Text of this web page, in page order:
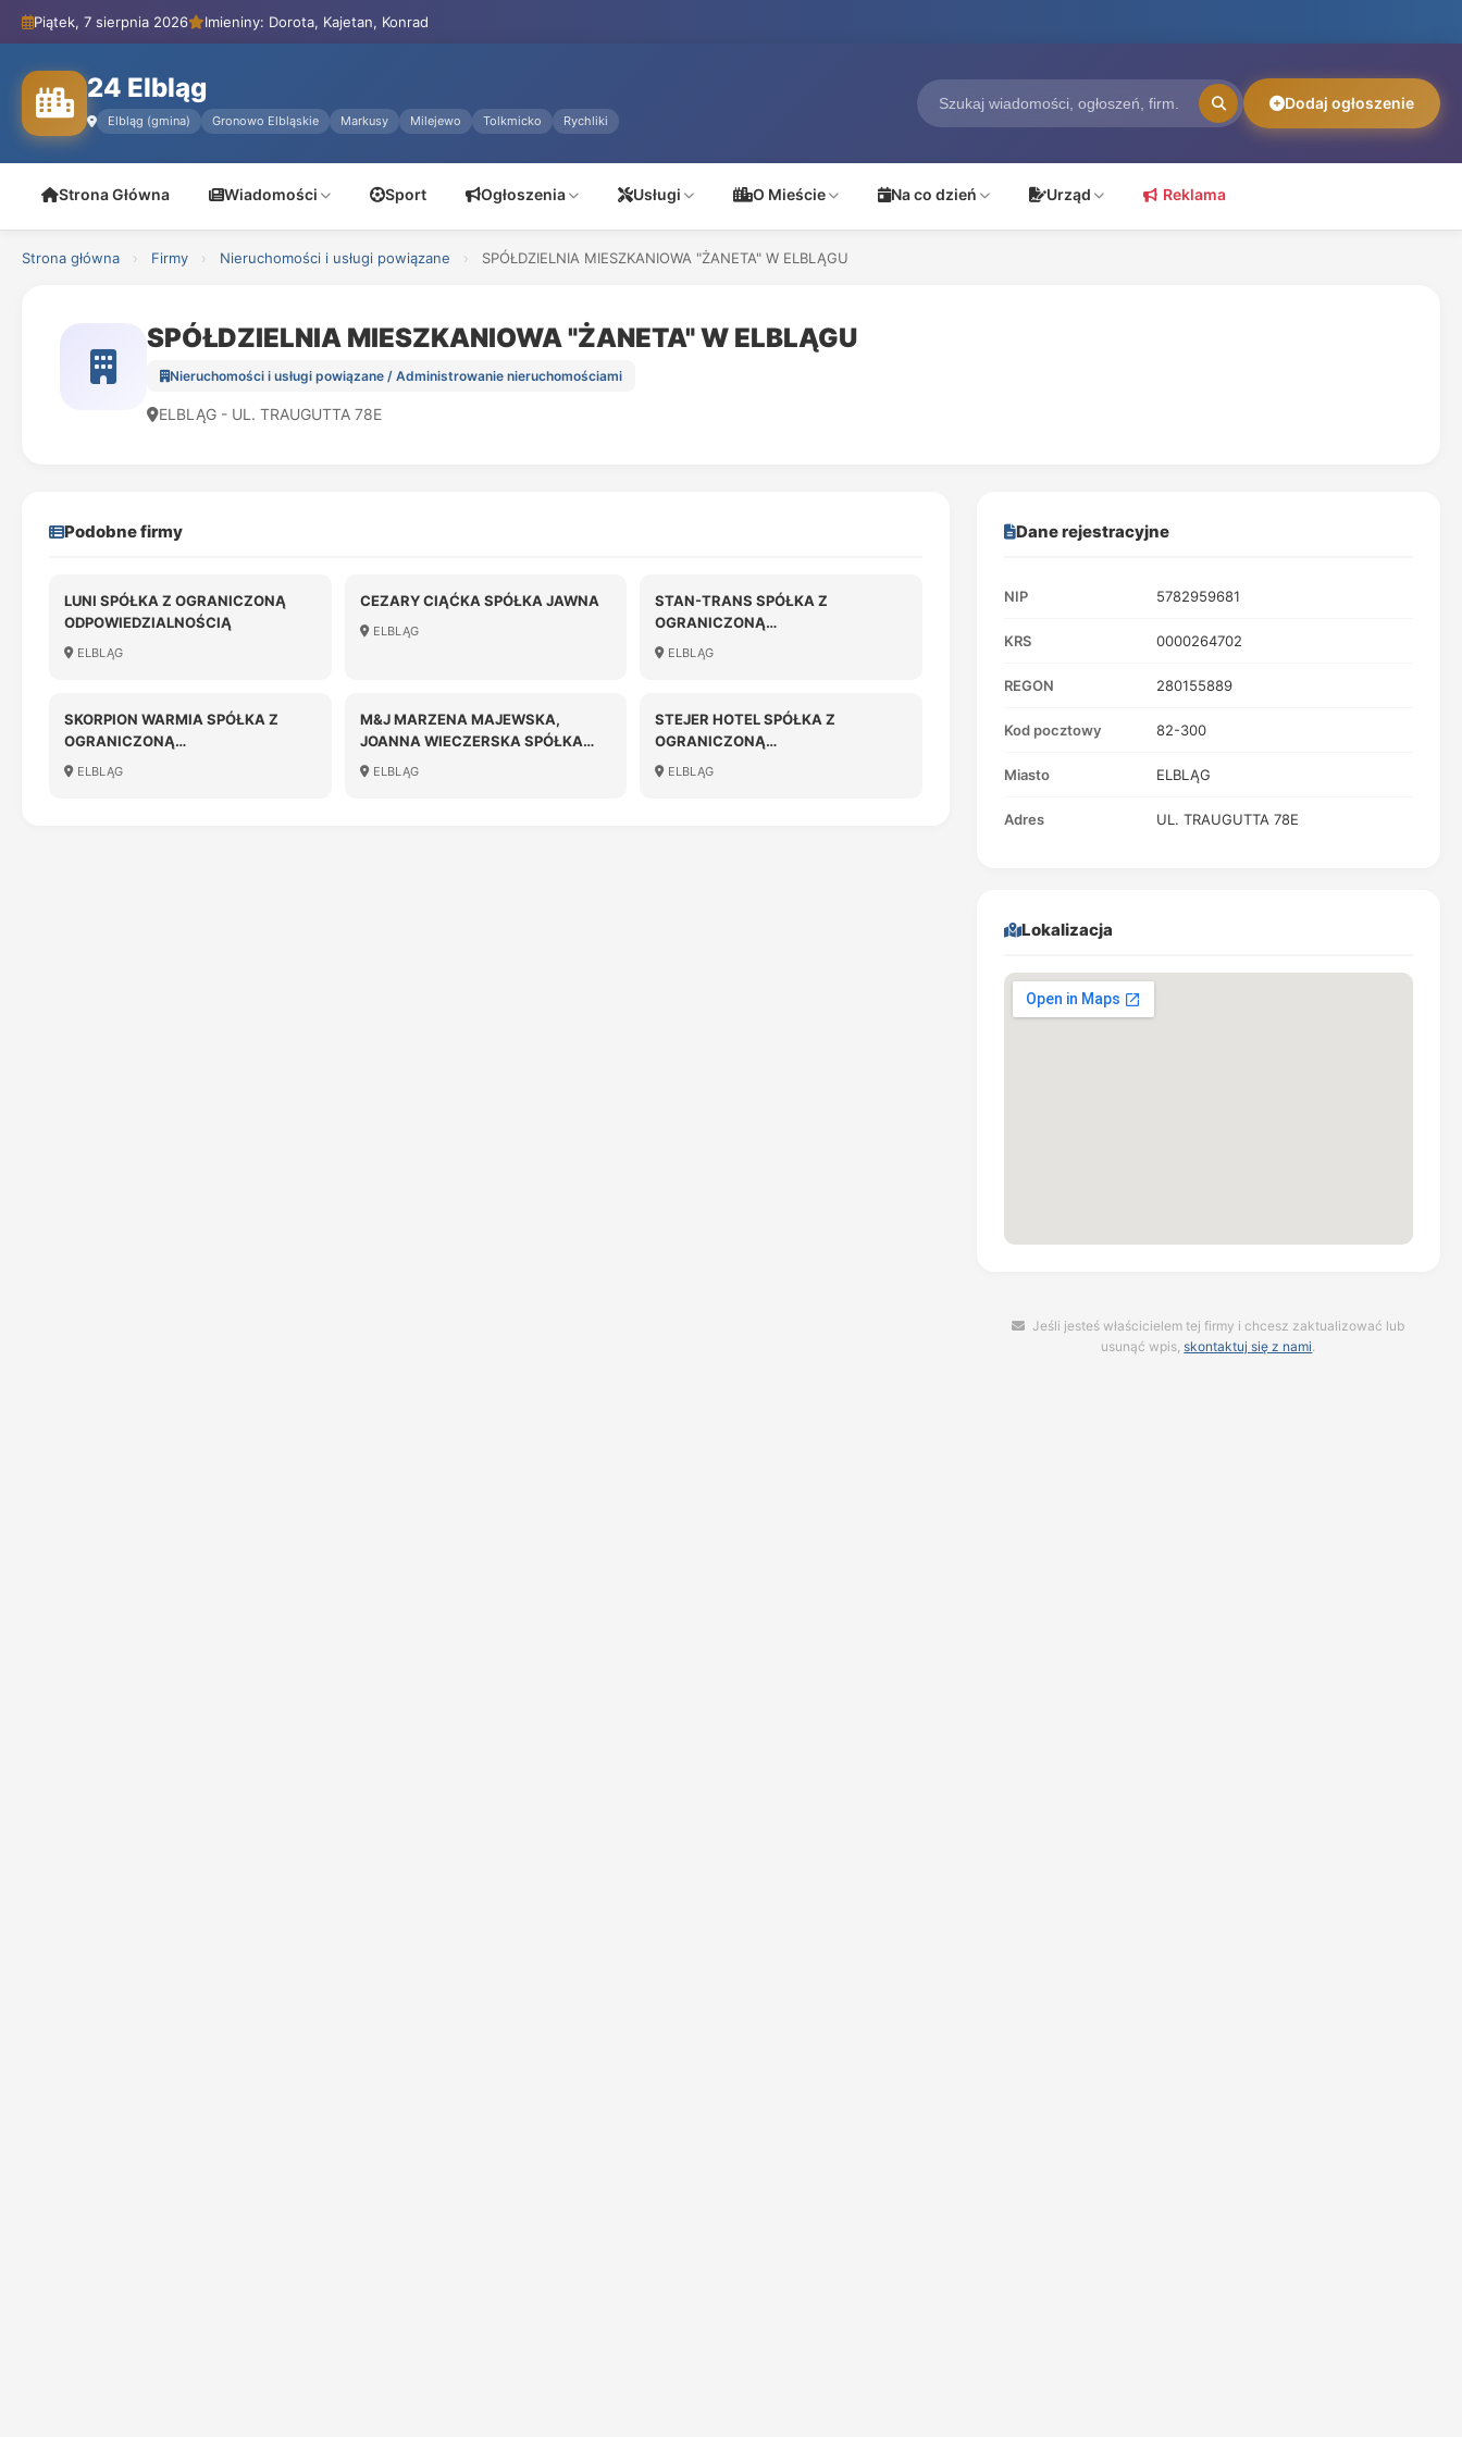
Piątek, 7 sierpnia 2026 Imieniny: Dorota, Kajetan, Konrad
24 Elbląg
Elbląg (gmina) Gronowo Elbląskie Markusy Milejewo Tolkmicko Rychliki
Dodaj ogłoszenie
Strona Główna Wiadomości Sport Ogłoszenia Usługi O Mieście Na co dzień Urząd Reklama
Strona główna › Firmy › Nieruchomości i usługi powiązane › SPÓŁDZIELNIA MIESZKANIOWA "ŻANETA" W ELBLĄGU
SPÓŁDZIELNIA MIESZKANIOWA "ŻANETA" W ELBLĄGU
Nieruchomości i usługi powiązane / Administrowanie nieruchomościami
ELBLĄG - UL. TRAUGUTTA 78E
Podobne firmy
LUNI SPÓŁKA Z OGRANICZONĄ
ODPOWIEDZIALNOŚCIĄ
ELBLĄG
CEZARY CIĄĆKA SPÓŁKA JAWNA
ELBLĄG
STAN-TRANS SPÓŁKA Z
OGRANICZONĄ
ODPOWIEDZIALNOŚCIĄ
ELBLĄG
SKORPION WARMIA SPÓŁKA Z
OGRANICZONĄ
ODPOWIEDZIALNOŚCIĄ
ELBLĄG
M&J MARZENA MAJEWSKA,
JOANNA WIECZERSKA SPÓŁKA
JAWNA
ELBLĄG
STEJER HOTEL SPÓŁKA Z
OGRANICZONĄ
ODPOWIEDZIALNOŚCIĄ
ELBLĄG
Dane rejestracyjne
NIP 5782959681
KRS 0000264702
REGON 280155889
Kod pocztowy 82-300
Miasto ELBLĄG
Adres UL. TRAUGUTTA 78E
Lokalizacja
Jeśli jesteś właścicielem tej firmy i chcesz zaktualizować lub
usunąć wpis,skontaktuj się z nami.